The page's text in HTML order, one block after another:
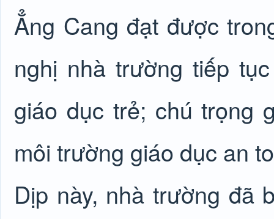
Ẳng Cang đạt được
nghị nhà trường tiếp
giáo dục trẻ; chú trọng
môi trường giáo dục an
Dịp này, nhà trường đã